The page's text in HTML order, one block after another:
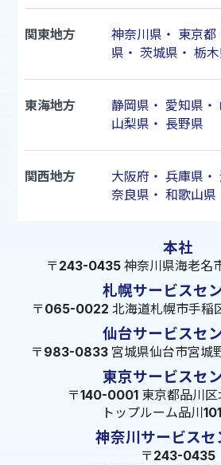
関東地方 神奈川県 ・ 東京都
県 ・ 茨城県 ・ 栃
東海地方 静岡県 ・ 愛知県 ・
山梨県 ・ 長野県
関西地方 大阪府 ・ 兵庫県 ・
奈良県 ・ 和歌山県
本社
〒243-0435 神奈川県海老名
札幌サービスセ
〒065-0022 北海道札幌市手稲
仙台サービスセ
〒983-0833 宮城県仙台市宮城
東京サービスセ
〒140-0001 東京都品川
トップルーム品川
神奈川サービスセ
〒243-0435